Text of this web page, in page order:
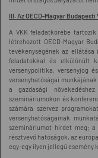
III. Az OECD-Magyar
A VKK feladatkörébe tartozik
létrehozott OECD-Magyar
tevékenységének az
feladatokkal és elkülönült
versenypolitika, versenyjog
versenyhatóságai
a gazdasági
szemináriumokon és
számára szervez
versenyhatóságainak
szemináriumot hirdet meg; a
résztvevő hatóságok, az
egy-egy ilyen jellegű esemény